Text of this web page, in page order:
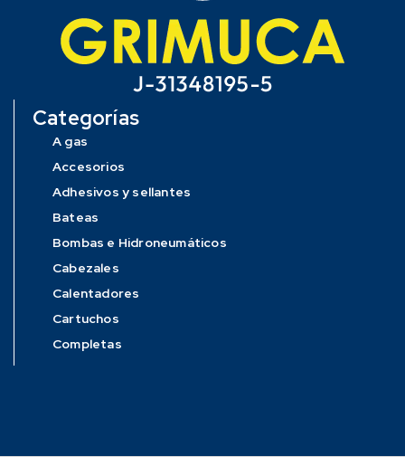
Categorías
A gas
Accesorios
Adhesivos y sellantes
Bateas
Bombas e Hidroneumáticos
Cabezales
Calentadores
Cartuchos
Completas